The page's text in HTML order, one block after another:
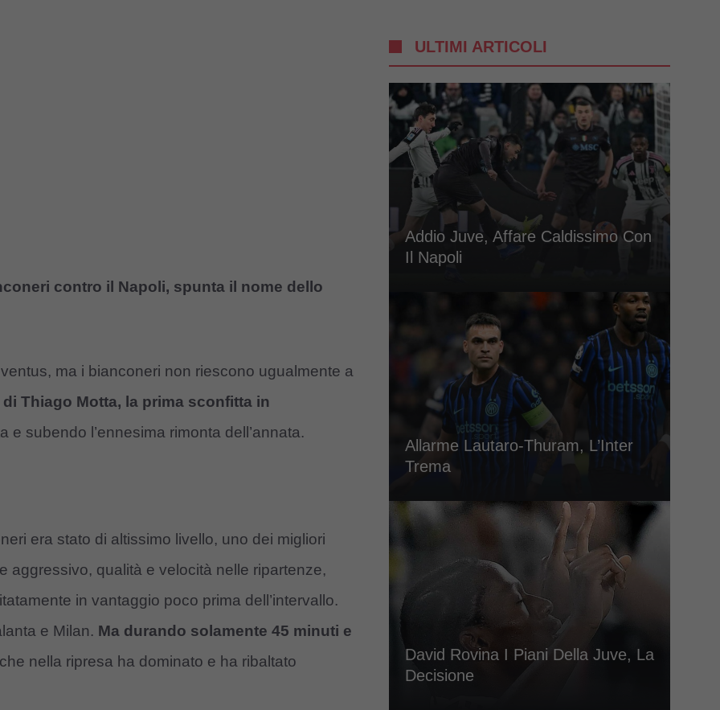
contro il Napoli, spunta il nome dello
ma i bianconeri non riescono ugualmente a
Thiago Motta, la prima sconfitta in
e subendo l’ennesima rimonta dell’annata.
era stato di altissimo livello, uno dei migliori
aggressivo, qualità e velocità nelle ripartenze,
in vantaggio poco prima dell’intervallo.
e Milan. Ma durando solamente 45 minuti e
nella ripresa ha dominato e ha ribaltato
ULTIMI ARTICOLI
Addio Juve, Affare Caldissimo Con
Il Napoli
Allarme Lautaro-Thuram, L’Inter
Trema
David Rovina I Piani Della Juve, La
Decisione